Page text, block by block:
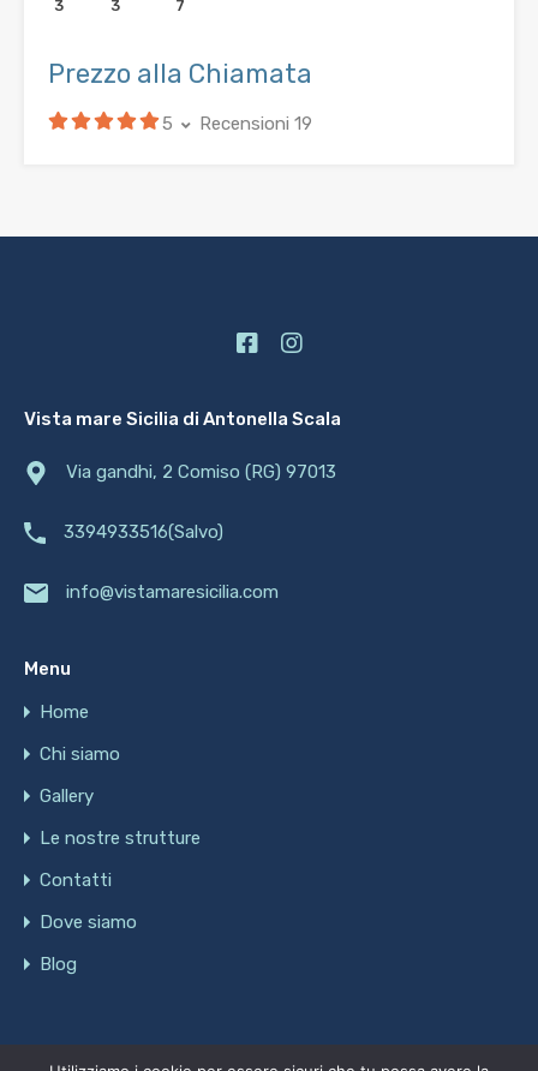
3
3
7
Prezzo alla Chiamata
5 Recensioni 19
Vista mare Sicilia di Antonella Scala
Via gandhi, 2 Comiso (RG) 97013
3394933516(Salvo)
info@vistamaresicilia.com
Menu
Home
Chi siamo
Gallery
Le nostre strutture
Contatti
Dove siamo
Blog
© 2021. Tutti i diritti riservati.